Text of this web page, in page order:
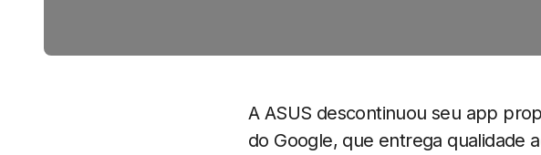
A ASUS descontinuou seu app
do Google, que entrega qualidade